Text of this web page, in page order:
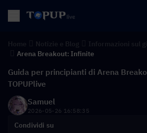
Arena Breakout: Infinite
Guida per principianti di Arena
TOPUPlive
Samuel
2026-05-26 16:58:35
Condividi su